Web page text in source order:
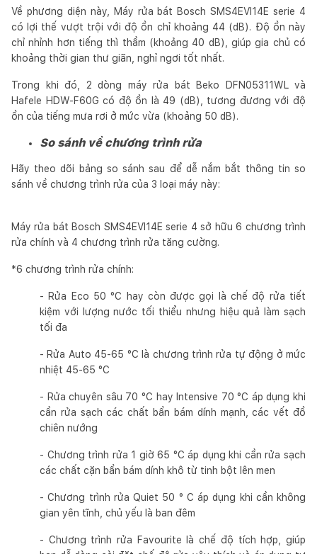
Về phương diện này, Máy rửa bát Bosch SMS4EVI14E serie 4
có lợi thế vượt trội với độ ồn chỉ khoảng 44 (dB). Độ ồn này
chỉ nhỉnh hơn tiếng thì thầm (khoảng 40 dB), giúp gia chủ có
khoảng thời gian thư giãn, nghỉ ngơi tốt nhất.
Trong khi đó, 2 dòng máy rửa bát Beko DFN05311WL và
Hafele HDW-F60G có độ ồn là 49 (dB), tương đương với độ
ồn của tiếng mưa rơi ở mức vừa (khoảng 50 dB).
So sánh về chương trình rửa
Hãy theo dõi bảng so sánh sau để dễ nắm bắt thông tin so
sánh về chương trình rửa của 3 loại máy này:
Máy rửa bát Bosch SMS4EVI14E serie 4 sở hữu 6 chương trình
rửa chính và 4 chương trình rửa tăng cường.
*6 chương trình rửa chính:
- Rửa Eco 50 °C hay còn được gọi là chế độ rửa tiết
kiệm với lượng nước tối thiểu nhưng hiệu quả làm sạch
tối đa
- Rửa Auto 45-65 °C là chương trình rửa tự động ở mức
nhiệt 45-65 °C
- Rửa chuyên sâu 70 °C hay Intensive 70 °C áp dụng khi
cần rửa sạch các chất bẩn bám dính mạnh, các vết đồ
chiên nướng
- Chương trình rửa 1 giờ 65 °C áp dụng khi cần rửa sạch
các chất cặn bẩn bám dính khô từ tinh bột lên men
- Chương trình rửa Quiet 50 ° C áp dụng khi cần không
gian yên tĩnh, chủ yếu là ban đêm
- Chương trình rửa Favourite là chế độ tích hợp, giúp